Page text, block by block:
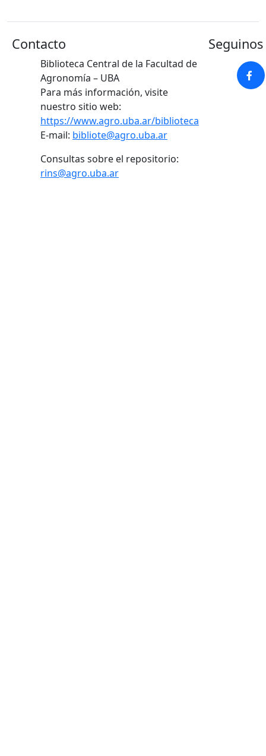
Contacto
Biblioteca Central de la Facultad de
Agronomía – UBA
Para más información, visite
nuestro sitio web:
https://www.agro.uba.ar/biblioteca
E-mail: bibliote@agro.uba.ar
Consultas sobre el repositorio:
rins@agro.uba.ar